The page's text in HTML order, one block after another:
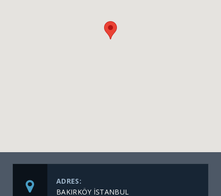
ADRES:
BAKIRKÖY İSTANBUL